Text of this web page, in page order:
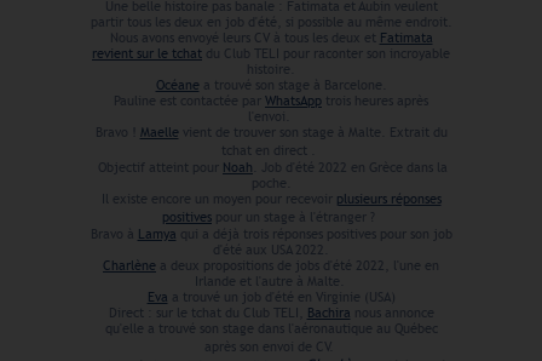
Une belle histoire pas banale : Fatimata et Aubin veulent
partir tous les deux en job d'été, si possible au même endroit.
Nous avons envoyé leurs CV à tous les deux et Fatimata
revient sur le tchat du Club TELI pour raconter son incroyable
histoire.
Océanea trouvé son stage à Barcelone.
Pauline est contactée par WhatsApp trois heures après
l'envoi.
Bravo ! Maellevient de trouver son stage à Malte. Extrait du
tchat en direct .
Objectif atteint pour Noah . Job d'été 2022 en Grèce dans la
poche.
Il existe encore un moyen pour recevoir plusieurs réponses
positives pour un stage à l'étranger ?
Bravo à Lamya qui a déjà trois réponses positives pour son job
d'été aux USA 2022.
Charlène a deux propositions de jobs d'été 2022, l'une en
Irlande et l'autre à Malte.
Eva a trouvé un job d'été en Virginie (USA)
Direct : sur le tchat du Club TELI,
Bachira nous annonce
qu'elle a trouvé son stage dans l'aéronautique au Québec
après son envoi de CV.